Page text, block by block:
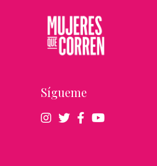
Sígueme